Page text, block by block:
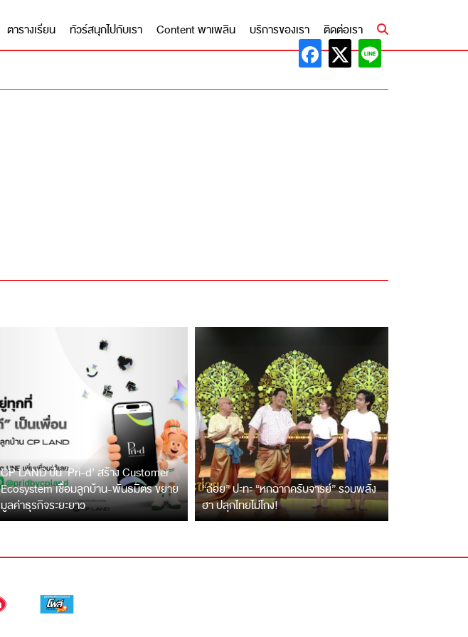
ตารางเรียน ทัวร์สนุกไปกับเรา Content พาเพลิน บริการของเรา ติดต่อเรา
CP LAND ปั้น ‘Pri-d’ สร้าง Customer
Ecosystem เชื่อมลูกบ้าน-พันธมิตร ขยาย
มูลค่าธุรกิจระยะยาว
“ฉ่อย” ปะทะ “หกฉากครับจารย์” รวมพลัง
ฮา ปลุกไทยไม่โกง!